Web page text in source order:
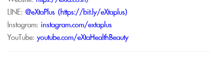
LINE: @eXtaPlus (https://bit.ly/eXtaplus)
Instagram: instagram.com/extaplus
YouTube: youtube.com/eXtaHealthBeauty